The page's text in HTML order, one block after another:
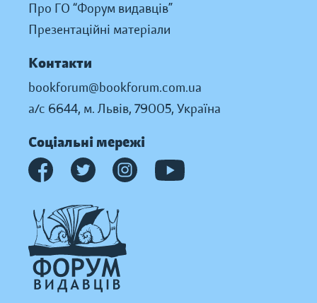
Про ГО “Форум видавців”
Презентаційні матеріали
Контакти
bookforum@bookforum.com.ua
а/с 6644, м. Львів, 79005, Україна
Соціальні мережі